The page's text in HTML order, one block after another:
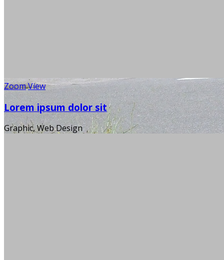
ZoomView
Lorem ipsum dolor sit
Graphic, Web Design